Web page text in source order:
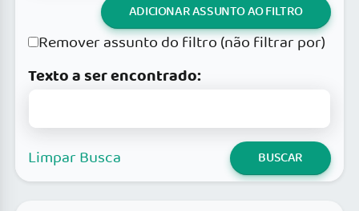
ADICIONAR ASSUNTO AO FILTRO
Remover assunto do filtro (não filtrar por)
Texto a ser encontrado:
Limpar Busca BUSCAR